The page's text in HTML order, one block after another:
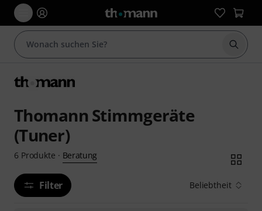
Suche
Thomann Stimmgeräte
(Tuner)
6 Produkte · Beratung
Filter Beliebtheit